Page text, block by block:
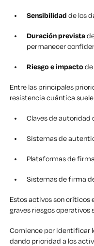
Sensibilidad de los
Duración prevista
permanecer
Riesgo e impacto
Entre las principales
resistencia cuántica
Claves de autoridad
Sistemas de
Plataformas de
Sistemas de firma
Estos activos son críticos
graves riesgos operativos
Comience por identificar
dando prioridad a los